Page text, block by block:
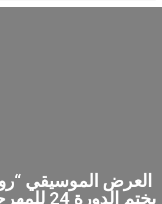
العرض الموسيقي
يختم